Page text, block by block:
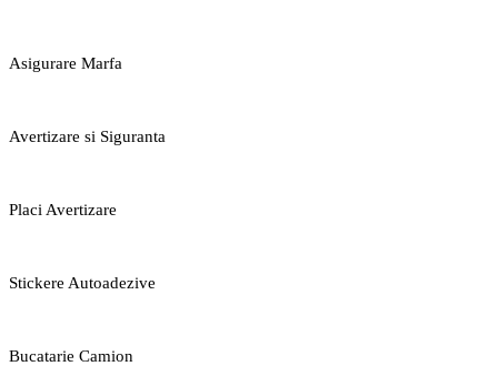
Asigurare Marfa
Avertizare si Siguranta
Placi Avertizare
Stickere Autoadezive
Bucatarie Camion